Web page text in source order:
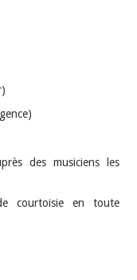
des musiciens les
courtoisie en toute